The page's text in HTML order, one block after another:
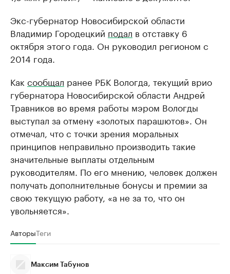
Экс-губернатор Новосибирской области
Владимир Городецкий подал в отставку 6
октября этого года. Он руководил регионом с
2014 года.
Как сообщал ранее РБК Вологда, текущий врио
губернатора Новосибирской области Андрей
Травников во время работы мэром Вологды
выступал за отмену «золотых парашютов». Он
отмечал, что с точки зрения моральных
принципов неправильно производить такие
значительные выплаты отдельным
руководителям. По его мнению, человек должен
получать дополнительные бонусы и премии за
свою текущую работу, «а не за то, что он
увольняется».
АвторыТеги
Максим Табунов